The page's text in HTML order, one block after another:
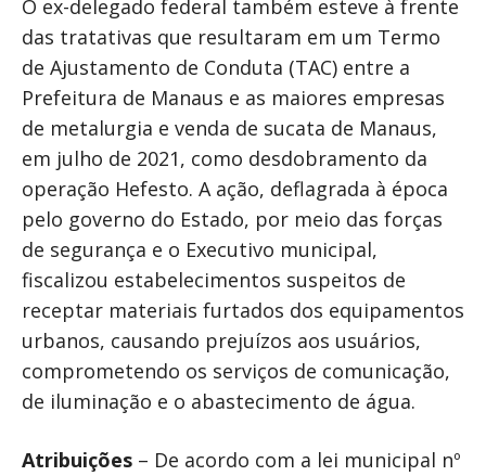
O ex-delegado federal também esteve à frente
das tratativas que resultaram em um Termo
de Ajustamento de Conduta (TAC) entre a
Prefeitura de Manaus e as maiores empresas
de metalurgia e venda de sucata de Manaus,
em julho de 2021, como desdobramento da
operação Hefesto. A ação, deflagrada à época
pelo governo do Estado, por meio das forças
de segurança e o Executivo municipal,
fiscalizou estabelecimentos suspeitos de
receptar materiais furtados dos equipamentos
urbanos, causando prejuízos aos usuários,
comprometendo os serviços de comunicação,
de iluminação e o abastecimento de água.
Atribuições – De acordo com a lei municipal nº